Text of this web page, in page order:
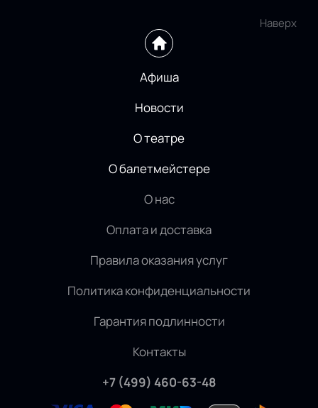
Наверх
Афиша
Новости
О театре
О балетмейстере
О нас
Оплата и доставка
Правила оказания услуг
Политика конфиденциальности
Гарантия подлинности
Контакты
+7 (499) 460-63-48